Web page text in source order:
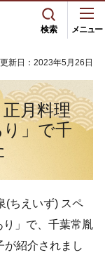
検索 メニュー
更新日：2023年5月26日
月料理
り」で千
えいず) スペ
り」で、千葉常胤
が紹介されまし